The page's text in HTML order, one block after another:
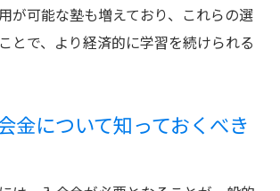
外の要素で決め手を見つける
生料金をお得にするための実践テク
の長期契約で料金を割引
が可能な塾も増えており、これらの選
とで、より経済的に学習を続けられる
金について知っておくべき